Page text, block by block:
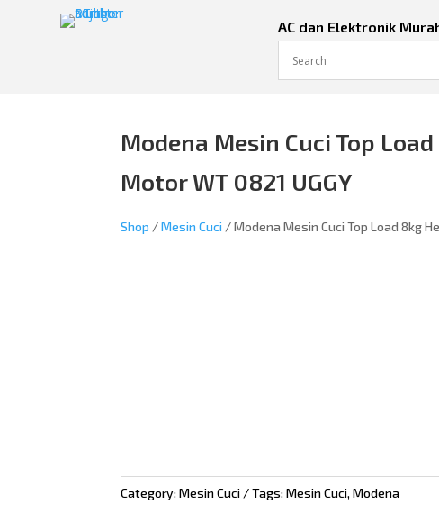
AC dan Elektronik
Modena Mesin Cuci Top
Motor WT 0821 UGGY
Shop /Mesin Cuci / Modena Mesin Cuci Top Load 8kg
Category:Mesin Cuci Tags:Mesin Cuci,Modena